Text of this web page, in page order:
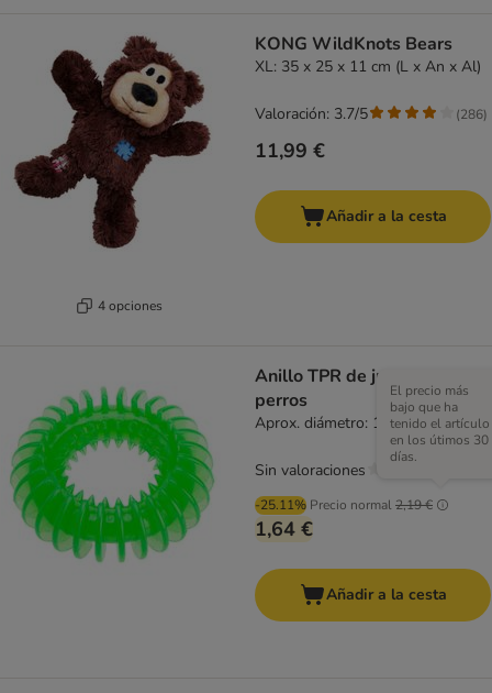
4 opciones
KONG WildKnots Bears
XL: 35 x 25 x 11 cm (L x An x Al)
11,99 €
Valoración: 3.7/5 (286)
Añadir a la cesta
Anillo TPR de juguete para
perros
Aprox. diámetro: 11,5 cm
-25.11% Precio normal2,19 €
El precio más
bajo que ha
tenido el artículo
en los útimos 30
días.
1,64 €
Sin valoraciones
Añadir a la cesta